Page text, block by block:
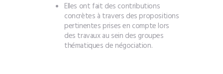
Elles ont fait des contributions
concrètes à travers des propositions
pertinentes prises en compte lors
des travaux au sein des groupes
thématiques de négociation.